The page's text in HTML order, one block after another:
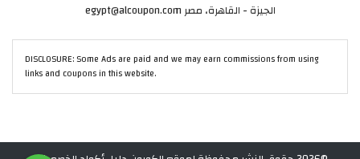
الجيزة - القاهرة، مصر egypt@alcoupon.com
DISCLOSURE: Some Ads are paid and we may earn commissions from using
links and coupons in this website.